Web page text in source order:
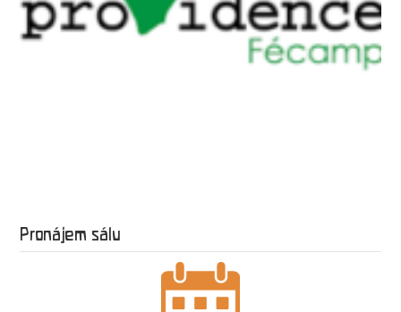
Pronájem sálu